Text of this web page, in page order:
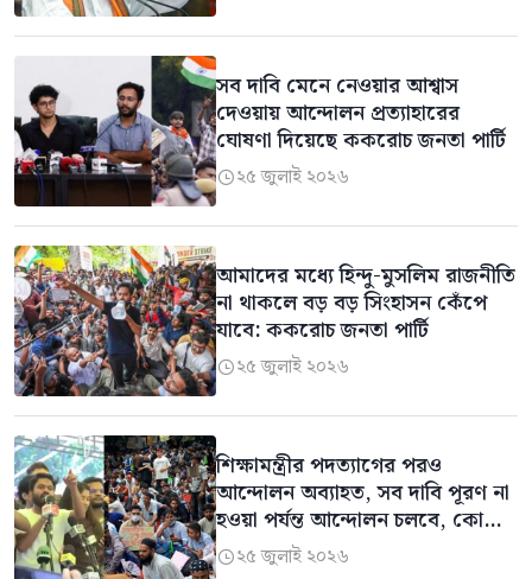
সব দাবি মেনে নেওয়ার আশ্বাস
দেওয়ায় আন্দোলন প্রত্যাহারের
ঘোষণা দিয়েছে ককরোচ জনতা পার্টি
২৫ জুলাই ২০২৬
আমাদের মধ্যে হিন্দু-মুসলিম রাজনীতি
না থাকলে বড় বড় সিংহাসন কেঁপে
যাবে: ককরোচ জনতা পার্টি
২৫ জুলাই ২০২৬
শিক্ষামন্ত্রীর পদত্যাগের পরও
আন্দোলন অব্যাহত, সব দাবি পূরণ না
হওয়া পর্যন্ত আন্দোলন চলবে, কোথাও
যাব না: ককরোচ প্রধান
২৫ জুলাই ২০২৬